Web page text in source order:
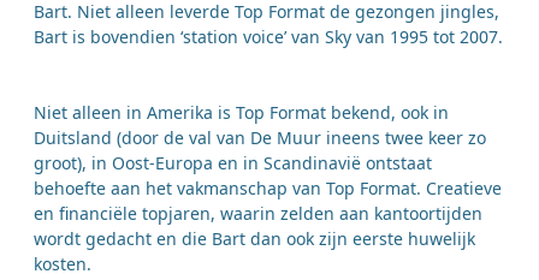
Bart. Niet alleen leverde Top Format de gezongen jingles,
Bart is bovendien ‘station voice’ van Sky van 1995 tot 2007.
Niet alleen in Amerika is Top Format bekend, ook in
Duitsland (door de val van De Muur ineens twee keer zo
groot), in Oost-Europa en in Scandinavië ontstaat
behoefte aan het vakmanschap van Top Format. Creatieve
en financiële topjaren, waarin zelden aan kantoortijden
wordt gedacht en die Bart dan ook zijn eerste huwelijk
kosten.